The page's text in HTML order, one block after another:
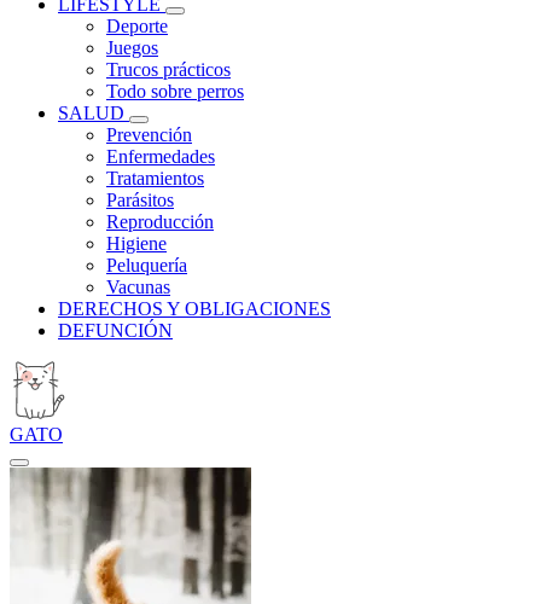
LIFESTYLE
Deporte
Juegos
Trucos prácticos
Todo sobre perros
SALUD
Prevención
Enfermedades
Tratamientos
Parásitos
Reproducción
Higiene
Peluquería
Vacunas
DERECHOS Y OBLIGACIONES
DEFUNCIÓN
GATO